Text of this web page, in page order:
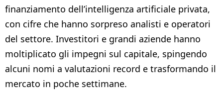
finanziamento dell’intelligenza artificiale privata,
con cifre che hanno sorpreso analisti e operatori
del settore. Investitori e grandi aziende hanno
moltiplicato gli impegni sul capitale, spingendo
alcuni nomi a valutazioni record e trasformando il
mercato in poche settimane.